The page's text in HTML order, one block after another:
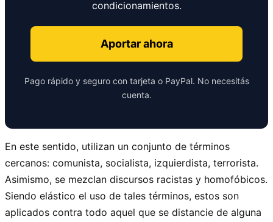
condicionamientos.
Aportar ahora
Pago rápido y seguro con tarjeta o PayPal. No necesitás
cuenta.
En este sentido, utilizan un conjunto de términos
cercanos: comunista, socialista, izquierdista, terrorista.
Asimismo, se mezclan discursos racistas y homofóbicos.
Siendo elástico el uso de tales términos, estos son
aplicados contra todo aquel que se distancie de alguna